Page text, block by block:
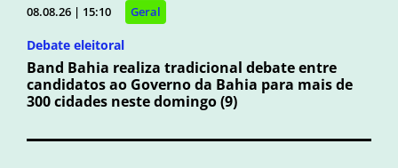
08.08.26 | 15:10 Geral
Debate eleitoral
Band Bahia realiza tradicional debate entre
candidatos ao Governo da Bahia para mais de
300 cidades neste domingo (9)